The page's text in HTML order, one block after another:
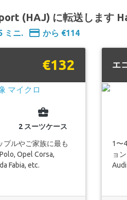
(HAJ) に転送します
ミニ. payment から €114
€132
business_center
2 スーツケース
プルやご家族に最も
Opel Corsa,
Fabia, etc.
エ
1〜
ョ